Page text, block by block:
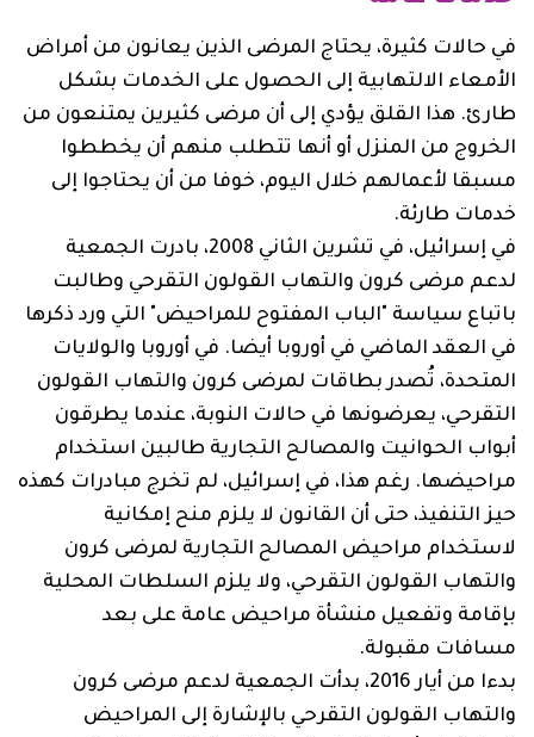
في حالات كثيرة، يحتاج المرضى الذين يعانون من أمراض
الأمعاء الالتهابية إلى الحصول على الخدمات بشكل
طارئ. هذا القلق يؤدي إلى أن مرضى كثيرين يمتنعون من
الخروج من المنزل أو أنها تتطلب منهم أن يخططوا
مسبقا لأعمالهم خلال اليوم، خوفا من أن يحتاجوا إلى
خدمات طارئة.
في إسرائيل، في تشرين الثاني 2008، بادرت الجمعية
لدعم مرضى كرون والتهاب القولون التقرحي وطالبت
باتباع سياسة "الباب المفتوح للمراحيض" التي ورد ذكرها
في العقد الماضي في أوروبا أيضا. في أوروبا والولايات
المتحدة، تُصدر بطاقات لمرضى كرون والتهاب القولون
التقرحي، يعرضونها في حالات النوبة، عندما يطرقون
أبواب الحوانيت والمصالح التجارية طالبين استخدام
مراحيضها. رغم هذا، في إسرائيل، لم تخرج مبادرات كهذه
حيز التنفيذ، حتى أن القانون لا يلزم منح إمكانية
لاستخدام مراحيض المصالح التجارية لمرضى كرون
والتهاب القولون التقرحي، ولا يلزم السلطات المحلية
بإقامة وتفعيل منشأة مراحيض عامة على بعد
مسافات مقبولة.
بدءا من أيار 2016، بدأت الجمعية لدعم مرضى كرون
والتهاب القولون التقرحي بالإشارة إلى المراحيض